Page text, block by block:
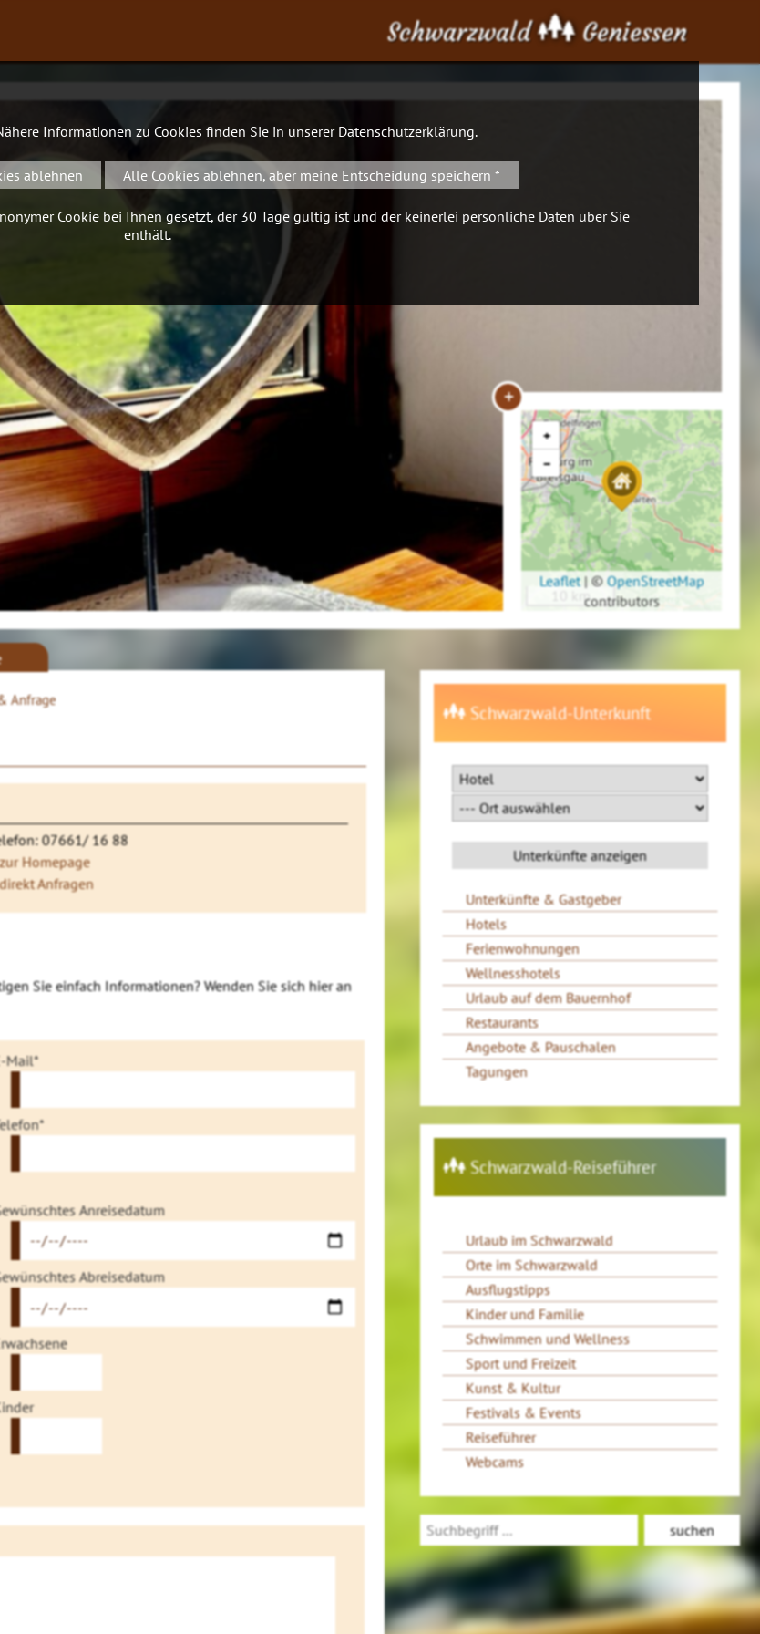
Schwarzwald Geniessen
+
+
−
10 km
Leaflet |©OpenStreetMap
contributors
Anfrage
07661/ 16 88
Homepage
Anfragen
Sie einfach Informationen? Wenden Sie sich hier an
Mail*
Anreisedatum
Abreisedatum
Schwarzwald-Unterkunft
Unterkünfte & Gastgeber
Hotels
Ferienwohnungen
Wellnesshotels
Urlaub auf dem Bauernhof
Restaurants
Angebote & Pauschalen
Tagungen
Schwarzwald-Reiseführer
Urlaub im Schwarzwald
Orte im Schwarzwald
Ausflugstipps
Kinder und Familie
Schwimmen und Wellness
Sport und Freizeit
Kunst & Kultur
Festivals & Events
Reiseführer
Webcams
Informationen zu Cookies finden Sie in unserer Datenschutzerklärung.
ablehnen Alle Cookies ablehnen, aber meine Entscheidung speichern *
Cookie bei Ihnen gesetzt, der 30 Tage gültig ist und der keinerlei persönliche Daten über Sie
enthält.